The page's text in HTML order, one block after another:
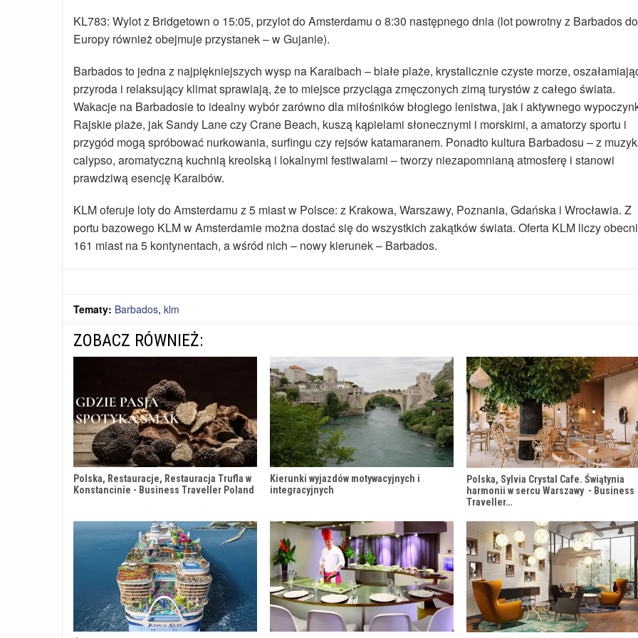
KL783: Wylot z Bridgetown o 15:05, przylot do Amsterdamu o 8:30 następnego dnia (lot powrotny z Barbados do
Europy również obejmuje przystanek – w Gujanie).
Barbados to jedna z najpiękniejszych wysp na Karaibach – białe plaże, krystalicznie czyste morze,
przyroda i relaksujący klimat sprawiają, że to miejsce przyciąga zmęczonych zimą turystów z całego świata.
Wakacje na Barbadosie to idealny wybór zarówno dla miłośników błogiego lenistwa, jak i aktywnego
Rajskie plaże, jak Sandy Lane czy Crane Beach, kuszą kąpielami słonecznymi i morskimi, a amatorzy sportu i
przygód mogą spróbować nurkowania, surfingu czy rejsów katamaranem. Ponadto kultura Barbadosu – z
calypso, aromatyczną kuchnią kreolską i lokalnymi festiwalami – tworzy niezapomnianą atmosferę i stanowi
prawdziwą esencję Karaibów.
KLM oferuje loty do Amsterdamu z 5 miast w Polsce: z Krakowa, Warszawy, Poznania, Gdańska i Wrocławia. Z
portu bazowego KLM w Amsterdamie można dostać się do wszystkich zakątków świata. Oferta KLM liczy
161 miast na 5 kontynentach, a wśród nich – nowy kierunek – Barbados.
Tematy: Barbados, klm
ZOBACZ RÓWNIEŻ:
Polska, Restauracje, Restauracja Trufla w
Konstancinie - Business Traveller Poland
Kierunki wyjazdów motywacyjnych i
integracyjnych
Polska, Sylvia Crystal Cafe. Świątynia
harmonii w sercu Warszawy - Business
Traveller…